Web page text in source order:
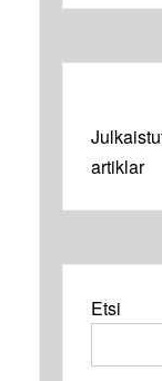
artiklar
Etsi